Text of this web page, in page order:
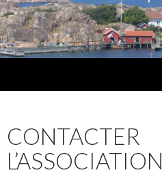
CONTACTER
L’ASSOCIATION